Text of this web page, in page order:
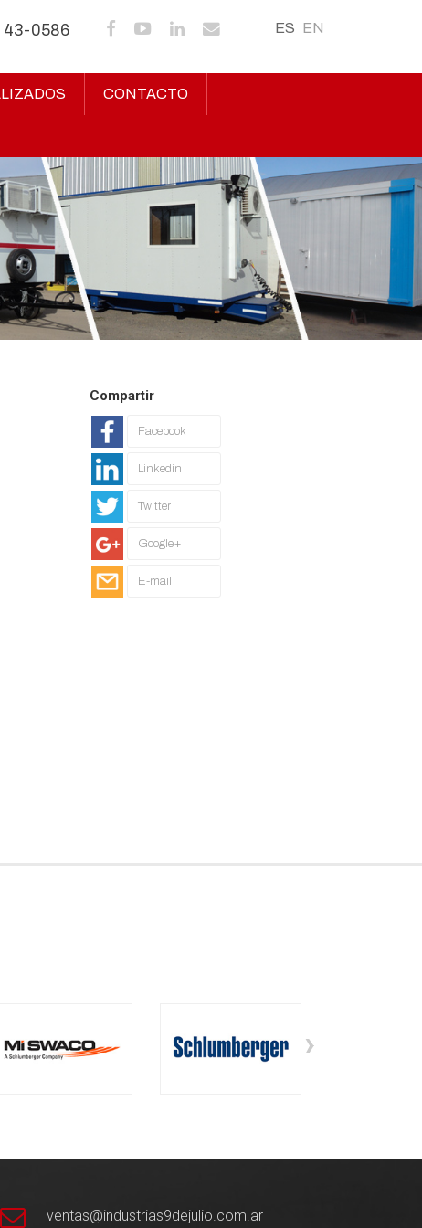
ES EN
43-0586
CONTACTO
Compartir
Facebook
Linkedin
Twitter
Google+
E-mail
›
ventas@industrias9dejulio.com.ar